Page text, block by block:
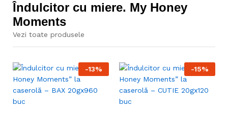
Îndulcitor cu miere. My Honey
Moments
Vezi toate produsele
-13% -15%